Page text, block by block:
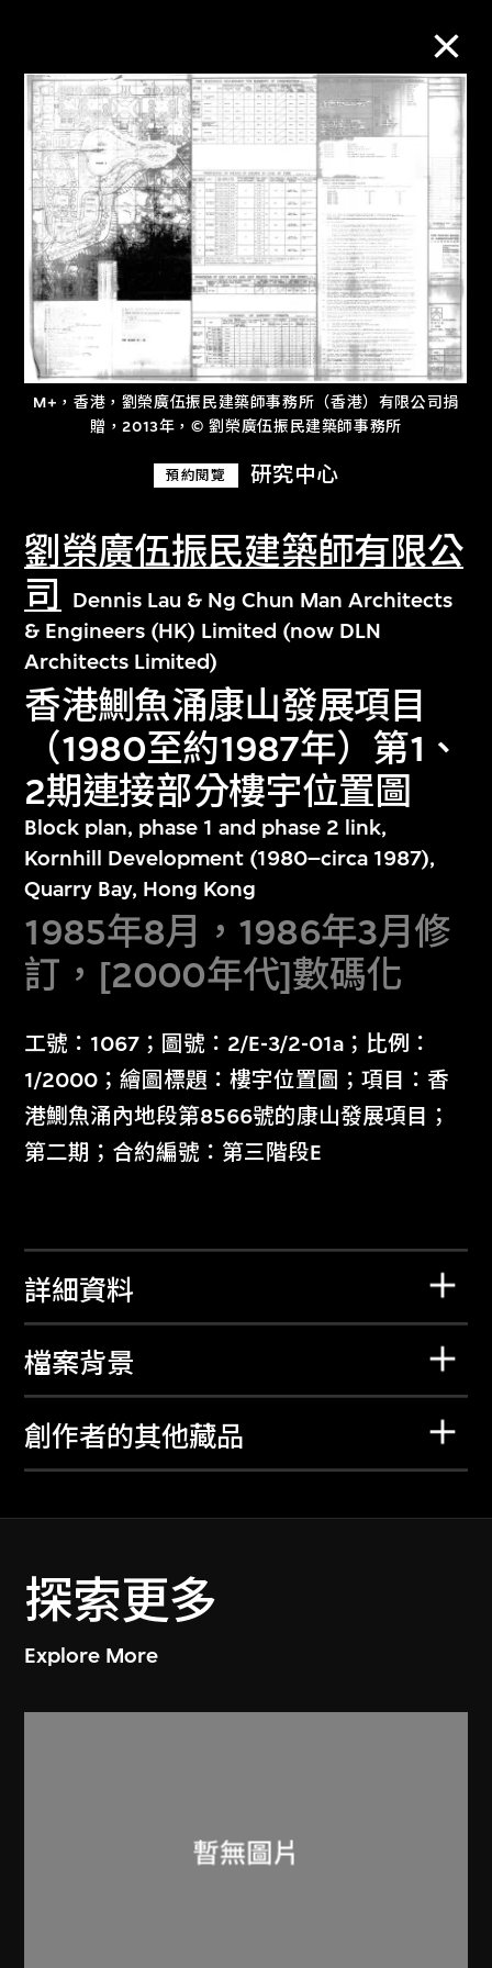
M+，香港，劉榮廣伍振民建築師事務所（香港）有限公司捐
贈，2013年，© 劉榮廣伍振民建築師事務所
預約閱覽 研究中心
劉榮廣伍振民建築師有限公
司
Dennis Lau & Ng Chun Man Architects
& Engineers (HK) Limited (now DLN
Architects Limited)
香港鰂魚涌康山發展項目
（1980至約1987年）第1、
2期連接部分樓宇位置圖
Block plan, phase 1 and phase 2 link,
Kornhill Development (1980–circa 1987),
Quarry Bay, Hong Kong
1985年8月，1986年3月修
訂，[2000年代]數碼化
工號：1067；圖號：2/E-3/2-01a；比例：
1/2000；繪圖標題：樓宇位置圖；項目：香
港鰂魚涌內地段第8566號的康山發展項目；
第二期；合約編號：第三階段E
詳細資料
檔案背景
創作者的其他藏品
探索更多
Explore More
M+藏品
進一步篩選 搜索
關於M+藏品
探索世界頂級的二十及二十一世紀視覺